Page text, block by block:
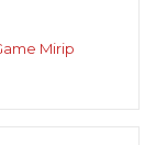
Mirip